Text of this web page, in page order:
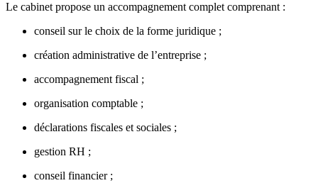
Le cabinet propose un accompagnement complet comprenant :
conseil sur le choix de la forme juridique ;
création administrative de l’entreprise ;
accompagnement fiscal ;
organisation comptable ;
déclarations fiscales et sociales ;
gestion RH ;
conseil financier ;